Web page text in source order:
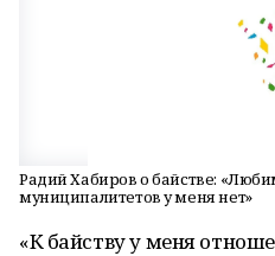
Радий Хабиров о байстве:
муниципалитетов у меня нет»
«К байству у меня